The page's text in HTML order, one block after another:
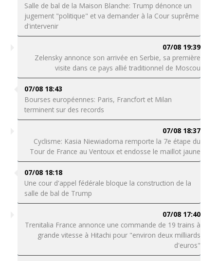
Salle de bal de la Maison Blanche: Trump dénonce un
jugement "politique" et va demander à la Cour suprême
d'intervenir
07/08 19:39
Zelensky annonce son arrivée en Serbie, sa première
visite dans ce pays allié traditionnel de Moscou
07/08 18:43
Bourses européennes: Paris, Francfort et Milan
terminent sur des records
07/08 18:37
Cyclisme: Kasia Niewiadoma remporte la 7e étape du
Tour de France au Ventoux et endosse le maillot jaune
07/08 18:18
Une cour d'appel fédérale bloque la construction de la
salle de bal de Trump
07/08 17:40
Trenitalia France annonce une commande de 19 trains à
grande vitesse à Hitachi pour "environ deux milliards
d'euros"